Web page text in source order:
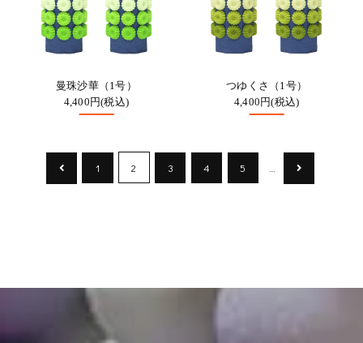
曼珠沙華（1号）
4,400円(税込)
つゆくさ（1号）
4,400円(税込)
1 2 3 4 5